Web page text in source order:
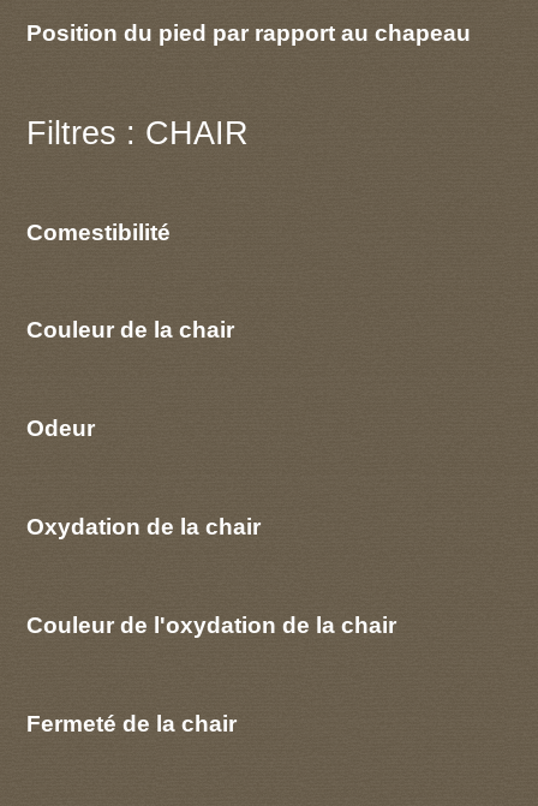
Position du pied par rapport au chapeau
Filtres : CHAIR
Comestibilité
Couleur de la chair
Odeur
Oxydation de la chair
Couleur de l'oxydation de la chair
Fermeté de la chair